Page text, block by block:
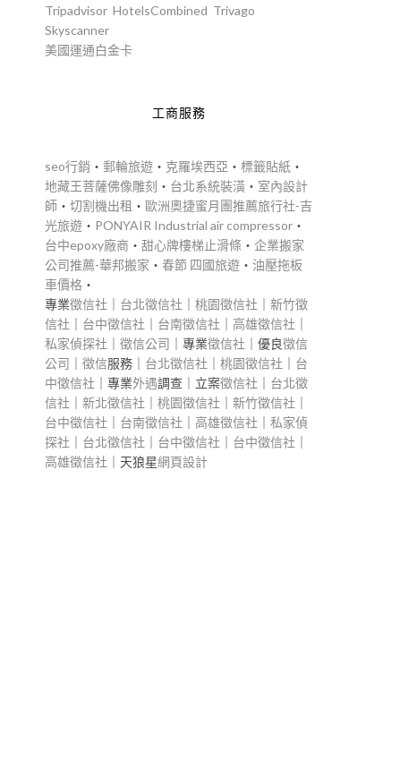
Tripadvisor HotelsCombined Trivago
Skyscanner
美國運通白金卡
工商服務
seo行銷 ‧ 郵輪旅遊 ‧ 克羅埃西亞 ‧ 標籤貼紙 ‧
地藏王菩薩佛像雕刻 ‧ 台北系統裝潢 ‧ 室內設計
師 ‧ 切割機出租 ‧ 歐洲奧捷蜜月團推薦旅行社-吉
光旅遊 ‧ PONYAIR Industrial air compressor ‧
台中epoxy廠商 ‧ 甜心牌樓梯止滑條 ‧ 企業搬家
公司推薦-華邦搬家 ‧ 春節 四國旅遊 ‧ 油壓拖板
車價格 ‧
專業徵信社 台北徵信社 桃園徵信社
新竹徵
信社
台中徵信社 台南徵信社 高雄徵信社
私家偵探社
徵信公司 ｜專業徵信社 ｜優良徵信
公司
徵信服務｜ 台北徵信社 桃園徵信社
台
中徵信社 ｜專業外遇調查｜立案徵信社
台北徵
信社
新北徵信社 桃園徵信社 新竹徵信社
台中徵信社
台南徵信社 高雄徵信社
私家偵
探社
台北徵信社 台中徵信社 台中徵信社
高雄徵信社 ｜天狼星網頁設計